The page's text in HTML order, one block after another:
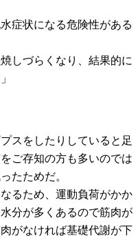
症状になる危険性がある
しづらくなり、結果的に
スをしたりしていると足
ご存知の方も多いのでは
たためだ。
るため、運動負荷がかか
分が多くあるので筋肉が
がなければ基礎代謝が下